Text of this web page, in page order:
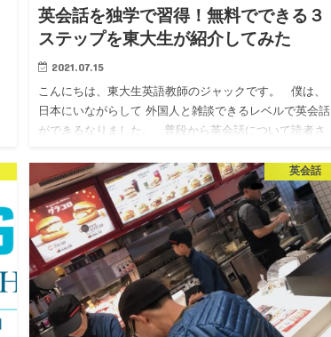
英会話を独学で習得！無料でできる３
ステップを東大生が紹介してみた
2021.07.15
こんにちは、東大生英語教師のジャックです。 僕は、
日本にいながらして 外国人と雑談できるレベルで英会話
ができるなりました。 普段から英会話について読者さ
英会話